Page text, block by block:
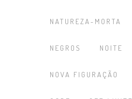
NATUREZA-MORTA
NEGROS NOITE
NOVA FIGURAÇÃO